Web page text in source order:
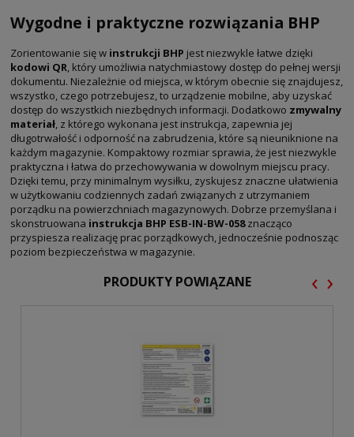
Wygodne i praktyczne rozwiązania BHP
Zorientowanie się w instrukcji BHP jest niezwykle łatwe dzięki
kodowi QR, który umożliwia natychmiastowy dostęp do pełnej wersji
dokumentu. Niezależnie od miejsca, w którym obecnie się znajdujesz,
wszystko, czego potrzebujesz, to urządzenie mobilne, aby uzyskać
dostęp do wszystkich niezbędnych informacji. Dodatkowo zmywalny
materiał, z którego wykonana jest instrukcja, zapewnia jej
długotrwałość i odporność na zabrudzenia, które są nieuniknione na
każdym magazynie. Kompaktowy rozmiar sprawia, że jest niezwykle
praktyczna i łatwa do przechowywania w dowolnym miejscu pracy.
Dzięki temu, przy minimalnym wysiłku, zyskujesz znaczne ułatwienia
w użytkowaniu codziennych zadań związanych z utrzymaniem
porządku na powierzchniach magazynowych. Dobrze przemyślana i
skonstruowana instrukcja BHP ESB-IN-BW-058znacząco
przyspiesza realizację prac porządkowych, jednocześnie podnosząc
poziom bezpieczeństwa w magazynie.
PRODUKTY POWIĄZANE ‹ ›